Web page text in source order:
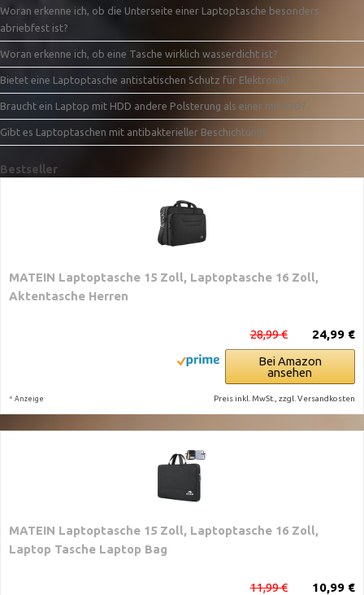
Woran erkenne ich, ob die Unterseite einer Laptoptasche besonders
abriebfest ist?
Woran erkenne ich, ob eine Tasche wirklich wasserdicht ist?
Bietet eine Laptoptasche antistatischen Schutz für Elektronik?
Braucht ein Laptop mit HDD andere Polsterung als einer mit SSD?
Gibt es Laptoptaschen mit antibakterieller Beschichtung?
Bestseller
MATEIN Laptoptasche 15 Zoll, Laptoptasche 16 Zoll,
Aktentasche Herren
24,99 €
28,99 €
Bei Amazon
ansehen
* Anzeige Preis inkl. MwSt., zzgl. Versandkosten
MATEIN Laptoptasche 15 Zoll, Laptoptasche 16 Zoll,
Laptop Tasche Laptop Bag
10,99 €
11,99 €